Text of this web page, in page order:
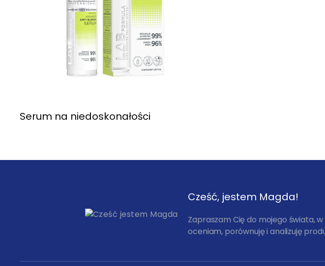
Serum na niedoskonałości
Cześć, jestem Magda!
Zapraszam Cię do mojego świata,
oceniam, porównuję i analizuję